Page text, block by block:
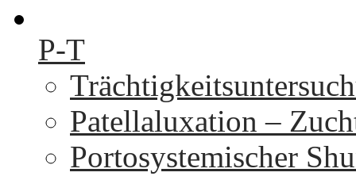
P-T
Patellaluxation –
Portosystemischer